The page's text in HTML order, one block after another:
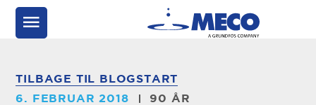
TILBAGE TIL BLOGSTART
6. FEBRUAR 2018
90 ÅR